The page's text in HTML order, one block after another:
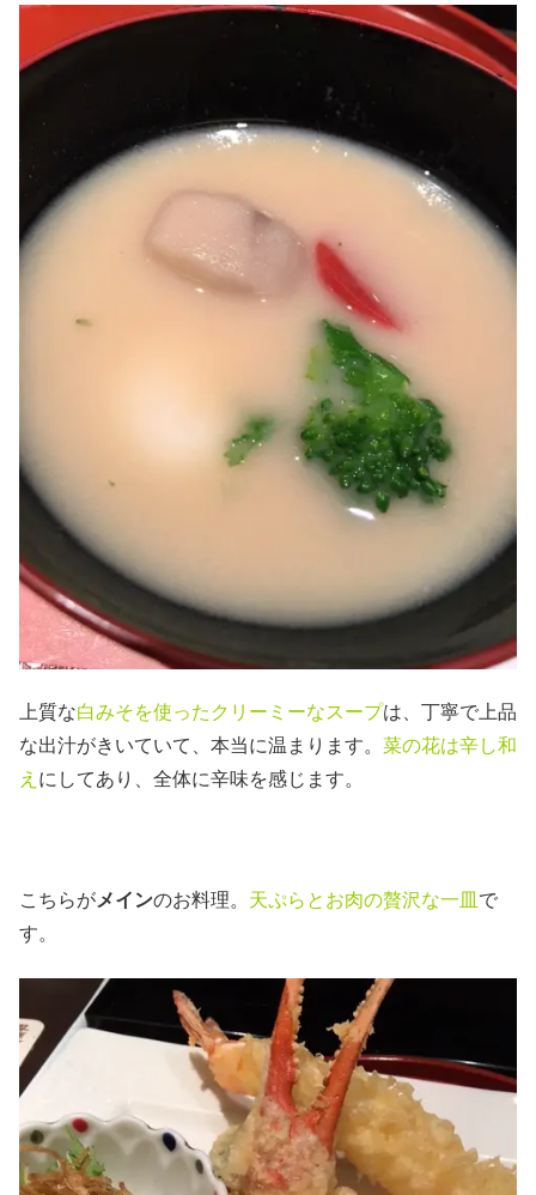
上質な白みそを使ったクリーミーなスープは、丁寧で上品
な出汁がきいていて、本当に温まります。 菜の花は辛し和
え にしてあり、全体に辛味を感じます。
こちらがメインのお料理。 天ぷらとお肉の贅沢な一皿 で
す。